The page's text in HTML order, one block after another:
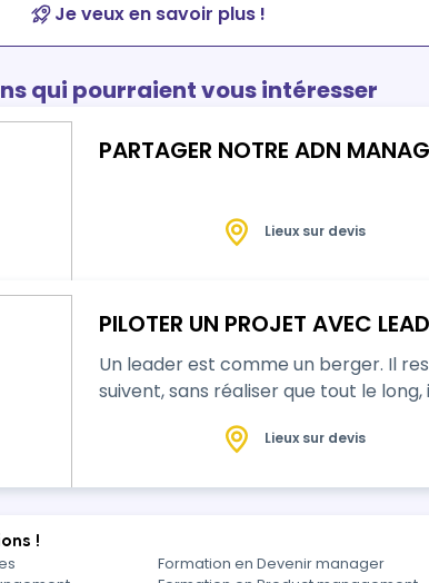
Je veux en savoir plus !
qui pourraient vous intéresser
PARTAGER NOTRE ADN
Lieux sur devis
PILOTER UN PROJET AVEC
Un leader est comme un berger. Il
suivent, sans réaliser que tout le
Lieux sur devis
!
Formation en Devenir manager